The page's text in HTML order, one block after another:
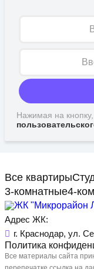
Нажимая на
Все квартиры
3-комнатные4-
Адрес ЖК:
г. Краснодар, ул.
Политика
Все материалы сайта